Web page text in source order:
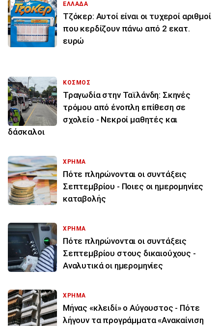
ΕΛΛΑΔΑ
Τζόκερ: Αυτοί είναι οι τυχεροί αριθμοί
που κερδίζουν πάνω από 2 εκατ.
ευρώ
ΚΟΣΜΟΣ
Τραγωδία στην Ταϊλάνδη: Σκηνές
τρόμου από ένοπλη επίθεση σε
σχολείο - Νεκροί μαθητές και
δάσκαλοι
ΧΡΗΜΑ
Πότε πληρώνονται οι συντάξεις
Σεπτεμβρίου - Ποιες οι ημερομηνίες
καταβολής
ΧΡΗΜΑ
Πότε πληρώνονται οι συντάξεις
Σεπτεμβρίου στους δικαιούχους -
Αναλυτικά οι ημερομηνίες
ΧΡΗΜΑ
Μήνας «κλειδί» ο Αύγουστος - Πότε
λήγουν τα προγράμματα «Ανακαίνιση